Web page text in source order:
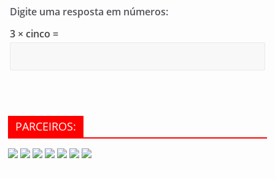
Digite uma resposta em números:
3 × cinco =
PARCEIROS: